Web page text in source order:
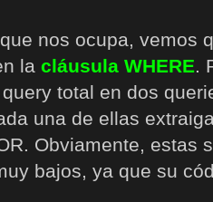
nos ocupa, vemos
la cláusula WHERE.
total en dos
una de ellas
Obviamente, estas
bajos, ya que su